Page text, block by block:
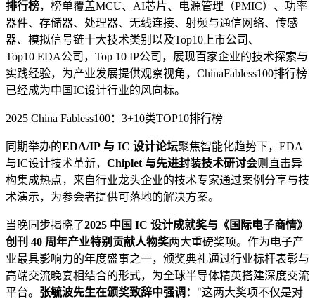
排行榜，榜单覆盖MCU、AI芯片、电源管理（PMIC）、功率
器件、存储器、处理器、无线连接、射频与通信网络、传感
器、模拟信号链十大技术类别以及Top10上市公司、
Top10 EDA公司，Top 10 IP公司，展现百家企业的技术探索与
实践经验，为产业发展提供观察视角，ChinaFabless100排行榜
已经成为中国IC设计行业的风向标。
2025 China Fabless100：3+10类TOP10排行榜
同期举办的EDA/IP 与 IC 设计论坛聚焦智能化趋势下，EDA
与IC设计技术革新， Chiplet 与先进封装技术研讨会则直击异
构集成热点，来自行业龙头企业的技术专家通过案例分享与技
术演示，为参会者提供可落地的解决方案。
当晚同步揭晓了2025 中国 IC 设计成就奖与 《国际电子商情》
创刊 40 周年产业特别贡献人物奖两大重磅奖项。作为电子产
业最具影响力的年度盛事之一，颁奖典礼通过行业标杆表彰与
高端交流晚宴相结合的形式，为全球半导体精英搭建深度交流
平台。 张毓波先生在颁奖致辞中强调： "这两大奖项不仅是对